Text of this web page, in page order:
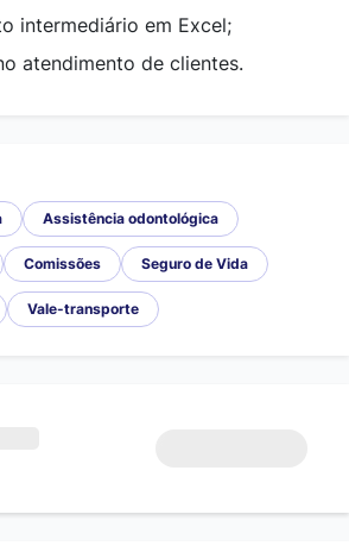
intermediário em Excel;
atendimento de clientes.
Assistência odontológica
Comissões Seguro de Vida
Vale-transporte